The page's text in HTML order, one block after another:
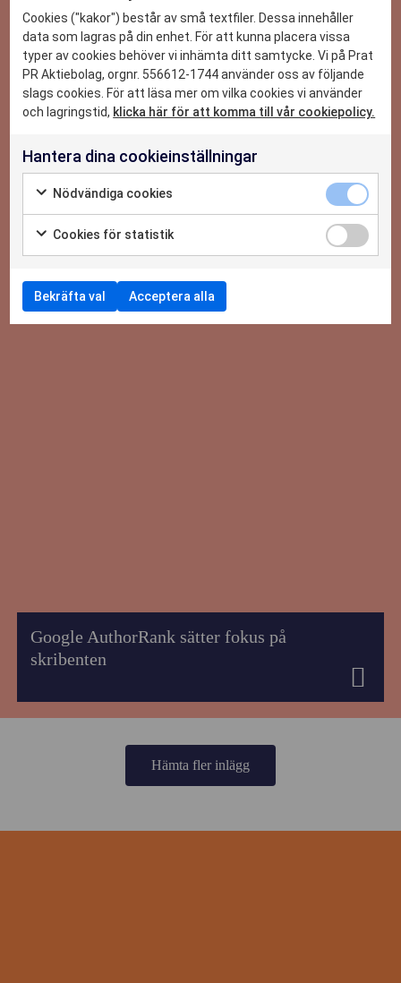
DET HÄR KAN VI
CASE
NYHETER
OM OSS
KONTAKTA OSS
Journalister, granska allt!
Google AuthorRank sätter fokus på
skribenten
Hämta fler inlägg
Cookies ("kakor") består av små textfiler. Dessa innehåller
data som lagras på din enhet. För att kunna placera vissa
typer av cookies behöver vi inhämta ditt samtycke. Vi på Prat
PR Aktiebolag, orgnr. 556612-1744 använder oss av följande
slags cookies. För att läsa mer om vilka cookies vi använder
och lagringstid, klicka här för att komma till vår cookiepolicy.
Hantera dina cookieinställningar
Nödvändiga cookies
Cookies för statistik
Bekräfta val Acceptera alla